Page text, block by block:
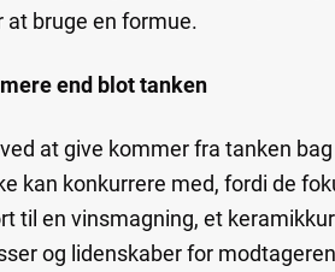
at bruge en formue.
end blot tanken
at give kommer fra tanken
kan konkurrere med, fordi de
til en vinsmagning, et
og lidenskaber for